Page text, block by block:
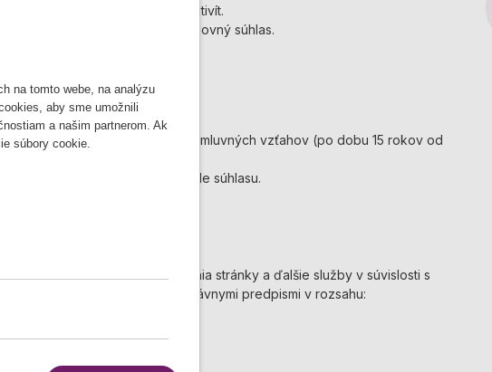
ďalších marketingových aktivít.
ste poskytol/la svoj výslovný súhlas.
nárokov z týchto zmluvných vzťahov (po dobu 15 rokov od
údaje spracovávané na základe súhlasu.
služby prevádzkovania stránky a ďalšie služby v súvislosti s
a so všeobecne záväznými právnymi predpismi v rozsahu:
na tomto webe, na analýzu
aby sme umožnili
a našim partnerom. Ak
súbory cookie.